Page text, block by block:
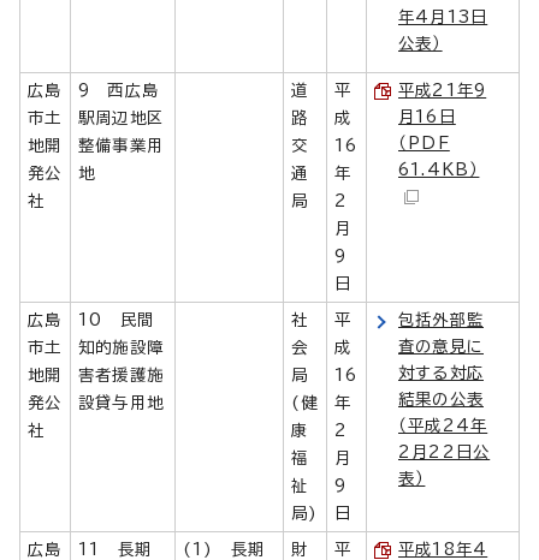
年4月13日
公表）
広島
市土
地開
発公
社
9 西広島
駅周辺地区
整備事業用
地
道
路
交
通
局
平
成
16
年
2
月
9
日
平成21年9
月16日
（PDF
61.4KB）
広島
市土
地開
発公
社
10 民間
知的施設障
害者援護施
設貸与用地
社
会
局
(健
康
福
祉
局)
平
成
16
年
2
月
9
日
包括外部監
査の意見に
対する対応
結果の公表
（平成24年
2月22日公
表）
広島
11 長期
(1) 長期
財
平
平成18年4